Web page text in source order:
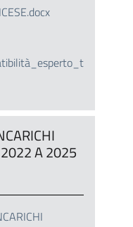
A 2025